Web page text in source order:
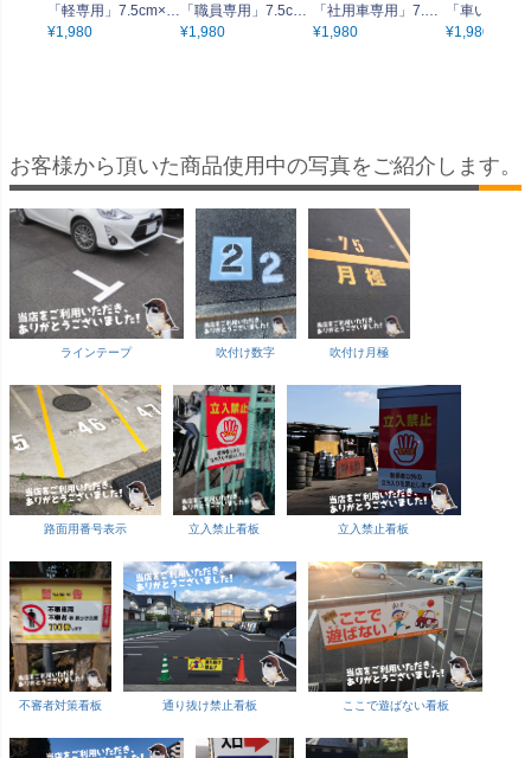
「軽専用」7.5cm×3
0cm 屋外対応 強粘
¥1,980
「職員専用」7.5cm×
30cm 屋外対応 強粘
¥1,980
「社用車専用」7.5c
m×30cm 屋外対応
¥1,980
「車いすマ
種」
¥1,980
お客様から頂いた商品使用中の写真をご紹介します。
ラインテープ 吹付け数字 吹付け月極
路面用番号表示 立入禁止看板 立入禁止看板
不審者対策看板 通り抜け禁止看板 ここで遊ばない看板